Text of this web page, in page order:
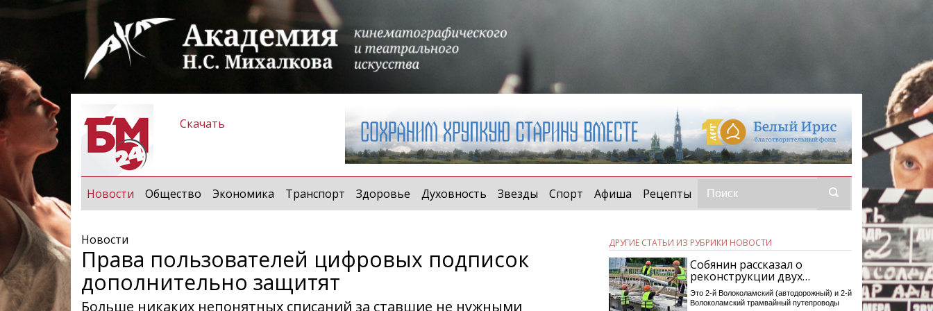
Скачать
Новости (current)
Общество Экономика Транспорт Здоровье Духовность Звезды Спорт Афиша Рецепты
Новости
Права пользователей цифровых подписок
дополнительно защитят
Больше никаких непонятных списаний за ставшие не нужными
ДРУГИЕ СТАТЬИ ИЗ РУБРИКИ НОВОСТИ
Собянин рассказал о
реконструкции двух…
Это 2-й Волоколамский (автодорожный) и 2-й
Волоколамский трамвайный путепроводы